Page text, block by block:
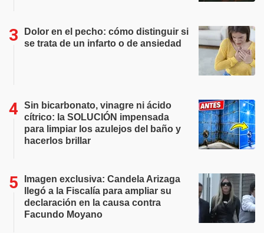
Dolor en el pecho: cómo distinguir si
se trata de un infarto o de ansiedad
Sin bicarbonato, vinagre ni ácido
cítrico: la SOLUCIÓN impensada
para limpiar los azulejos del baño y
hacerlos brillar
Imagen exclusiva: Candela Arizaga
llegó a la Fiscalía para ampliar su
declaración en la causa contra
Facundo Moyano